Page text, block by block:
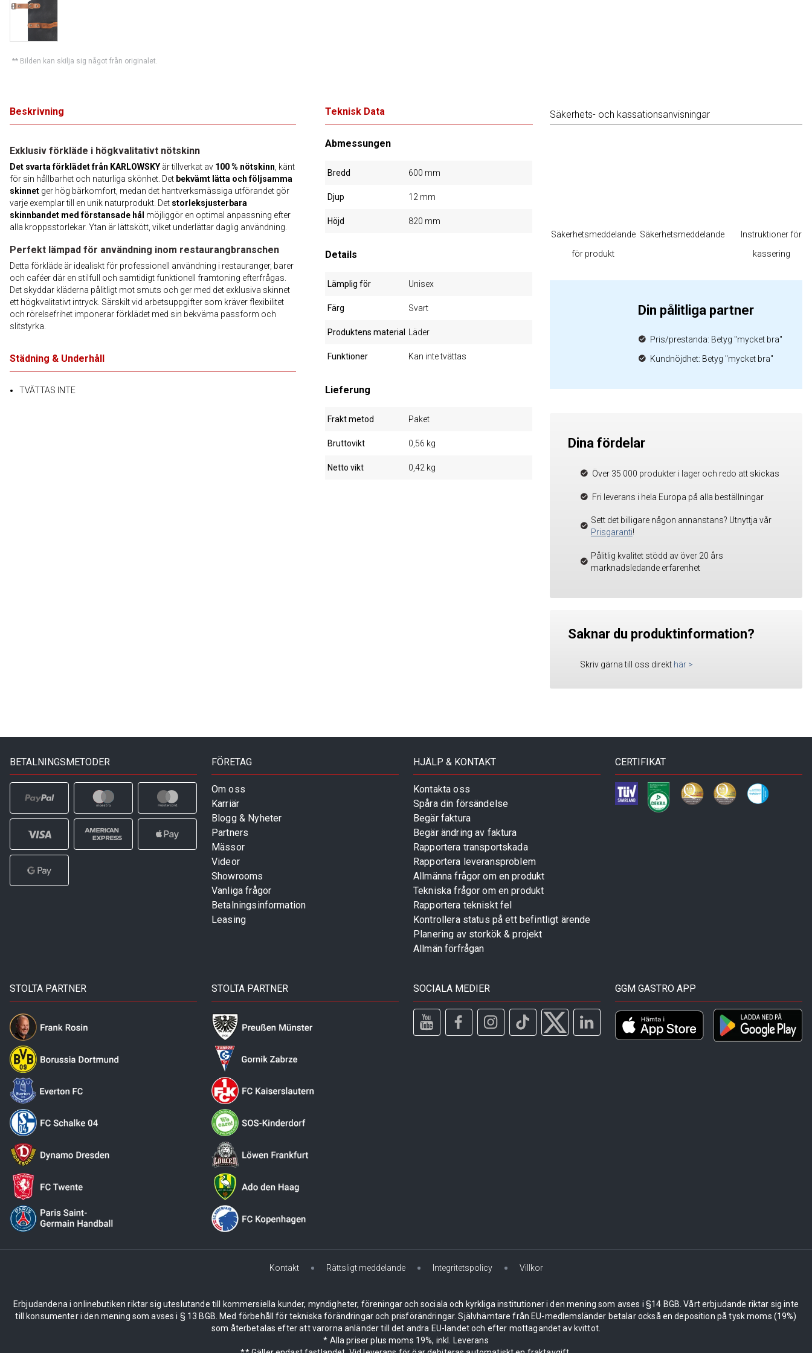
** Bilden kan skilja sig något från originalet.
Beskrivning
Exklusiv förkläde i högkvalitativt nötskinn
Det svarta förklädet från KARLOWSKY är tillverkat av 100 % nötskinn , känt
för sin hållbarhet och naturliga skönhet. Det bekvämt lätta och följsamma
skinnet ger hög bärkomfort, medan det hantverksmässiga utförandet gör
varje exemplar till en unik naturprodukt. Det storleksjusterbara
skinnbandet med förstansade hål möjliggör en optimal anpassning efter
alla kroppsstorlekar. Ytan är lättskött, vilket underlättar daglig användning.
Perfekt lämpad för användning inom restaurangbranschen
Detta förkläde är idealiskt för professionell användning i restauranger, barer
och caféer där en stilfull och samtidigt funktionell framtoning efterfrågas.
Det skyddar kläderna pålitligt mot smuts och ger med det exklusiva skinnet
ett högkvalitativt intryck. Särskilt vid arbetsuppgifter som kräver flexibilitet
och rörelsefrihet imponerar förklädet med sin bekväma passform och
slitstyrka.
Städning & Underhåll
TVÄTTAS INTE
Teknisk Data
Abmessungen
Bredd 600 mm
Djup 12 mm
Höjd 820 mm
Details
Lämplig för Unisex
Färg Svart
Produktens material Läder
Funktioner Kan inte tvättas
Lieferung
Frakt metod Paket
Bruttovikt 0,56 kg
Netto vikt 0,42 kg
Säkerhets- och kassationsanvisningar
Säkerhetsmeddelande
för produkt
Säkerhetsmeddelande
Instruktioner för
kassering
Din pålitliga partner
Pris/prestanda: Betyg "mycket bra"
Kundnöjdhet: Betyg "mycket bra"
Dina fördelar
Över 35 000 produkter i lager och redo att skickas
Fri leverans i hela Europa på alla beställningar
Sett det billigare någon annanstans? Utnyttja vår
Prisgaranti!
Pålitlig kvalitet stödd av över 20 års
marknadsledande erfarenhet
Saknar du produktinformation?
Skriv gärna till oss direkt här >
BETALNINGSMETODER FÖRETAG
Om oss
Karriär
Blogg & Nyheter
Partners
Mässor
Videor
Showrooms
Vanliga frågor
Betalningsinformation
Leasing
HJÄLP & KONTAKT
Kontakta oss
Spåra din försändelse
Begär faktura
Begär ändring av faktura
Rapportera transportskada
Rapportera leveransproblem
Allmänna frågor om en produkt
Tekniska frågor om en produkt
Rapportera tekniskt fel
Kontrollera status på ett befintligt ärende
Planering av storkök & projekt
Allmän förfrågan
CERTIFIKAT
STOLTA PARTNER STOLTA PARTNER SOCIALA MEDIER GGM GASTRO APP
Kontakt Rättsligt meddelande Integritetspolicy Villkor
Erbjudandena i onlinebutiken riktar sig uteslutande till kommersiella kunder, myndigheter, föreningar och sociala och kyrkliga institutioner i den mening som avses i §14 BGB. Vårt erbjudande riktar sig inte
till konsumenter i den mening som avses i § 13 BGB. Med förbehåll för tekniska förändringar och prisförändringar. Självhämtare från EU-medlemsländer betalar också en deposition på tysk moms (19%)
som återbetalas efter att varorna anländer till det andra EU-landet och efter mottagandet av kvittot.
* Alla priser plus moms 19%, inkl. Leverans